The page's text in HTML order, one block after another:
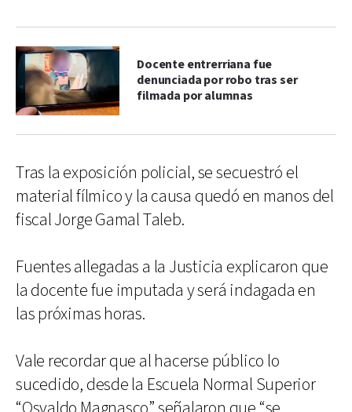
Docente entrerriana fue
denunciada por robo tras ser
filmada por alumnas
Tras la exposición policial, se secuestró el
material fílmico y la causa quedó en manos del
fiscal Jorge Gamal Taleb.
Fuentes allegadas a la Justicia explicaron que
la docente fue imputada y será indagada en
las próximas horas.
Vale recordar que al hacerse público lo
sucedido, desde la Escuela Normal Superior